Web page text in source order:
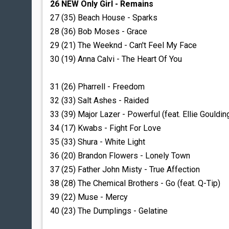
26 NEW Only Girl - Remains
27 (35) Beach House - Sparks
28 (36) Bob Moses - Grace
29 (21) The Weeknd - Can't Feel My Face
30 (19) Anna Calvi - The Heart Of You
31 (26) Pharrell - Freedom
32 (33) Salt Ashes - Raided
33 (39) Major Lazer - Powerful (feat. Ellie
34 (17) Kwabs - Fight For Love
35 (33) Shura - White Light
36 (20) Brandon Flowers - Lonely Town
37 (25) Father John Misty - True Affection
38 (28) The Chemical Brothers - Go (feat. Q-Tip)
39 (22) Muse - Mercy
40 (23) The Dumplings - Gelatine